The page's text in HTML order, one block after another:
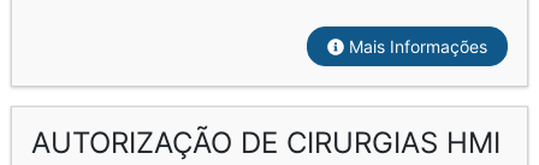
Mais Informações
AUTORIZAÇÃO DE CIRURGIAS HMI